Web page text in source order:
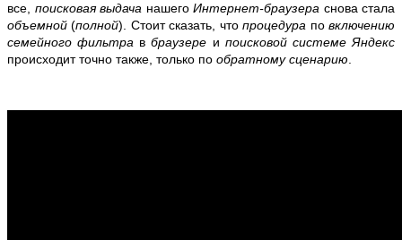
все, поисковая выдача нашего Интернет-браузера снова стала
объемной(полной). Стоит сказать, чтопроцедура повключению
семейного фильтра вбраузере и поисковой системе Яндекс
происходит точно также, только по обратному сценарию.